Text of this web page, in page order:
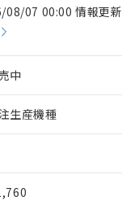
08/07 00:00 情報更新
中
生産機種